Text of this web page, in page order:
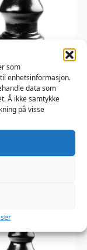
som
enhetsinformasjon.
data som
Å ikke samtykke
på visse
Mario
Black